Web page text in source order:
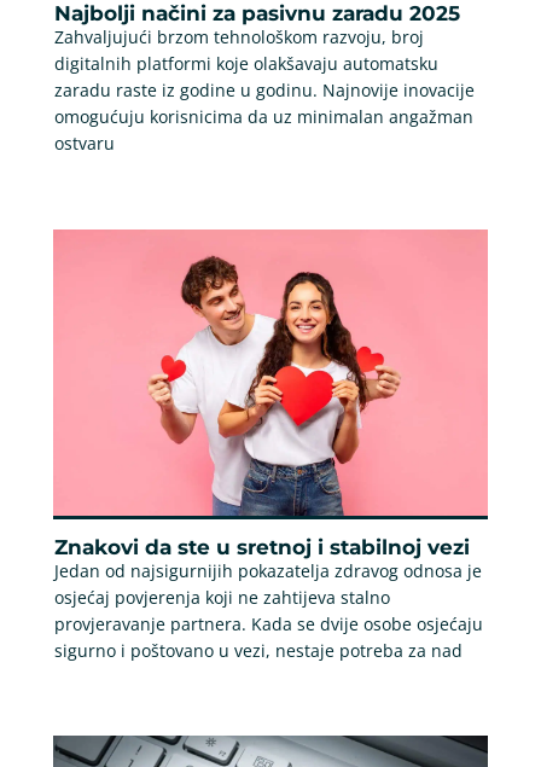
Najbolji načini za pasivnu zaradu 2025
Zahvaljujući brzom tehnološkom razvoju, broj
digitalnih platformi koje olakšavaju automatsku
zaradu raste iz godine u godinu. Najnovije inovacije
omogućuju korisnicima da uz minimalan angažman
ostvaru
Znakovi da ste u sretnoj i stabilnoj vezi
Jedan od najsigurnijih pokazatelja zdravog odnosa je
osjećaj povjerenja koji ne zahtijeva stalno
provjeravanje partnera. Kada se dvije osobe osjećaju
sigurno i poštovano u vezi, nestaje potreba za nad